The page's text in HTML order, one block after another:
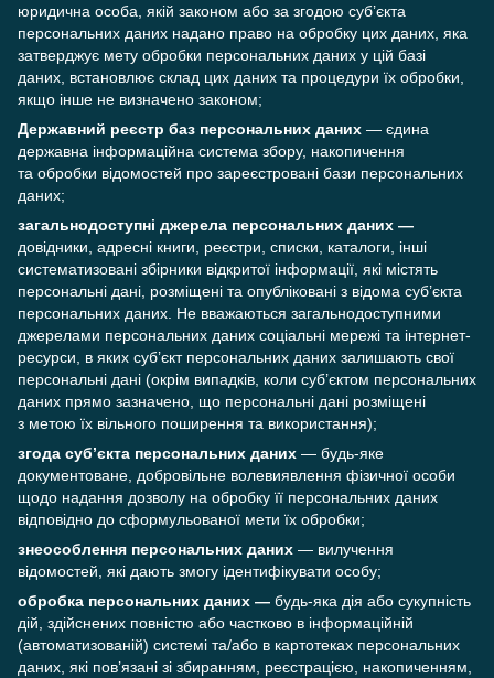
юридична особа, якій законом або за згодою суб’єкта
персональних даних надано право на обробку цих даних, яка
затверджує мету обробки персональних даних у цій базі
даних, встановлює склад цих даних та процедури їх обробки,
якщо інше не визначено законом;
Державний реєстр баз персональних даних — єдина
державна інформаційна система збору, накопичення
та обробки відомостей про зареєстровані бази персональних
даних;
загальнодоступні джерела персональних даних —
довідники, адресні книги, реєстри, списки, каталоги, інші
систематизовані збірники відкритої інформації, які містять
персональні дані, розміщені та опубліковані з відома суб’єкта
персональних даних. Не вважаються загальнодоступними
джерелами персональних даних соціальні мережі та інтернет-
ресурси, в яких суб’єкт персональних даних залишають свої
персональні дані (окрім випадків, коли суб’єктом персональних
даних прямо зазначено, що персональні дані розміщені
з метою їх вільного поширення та використання);
згода суб’єкта персональних даних — будь-яке
документоване, добровільне волевиявлення фізичної особи
щодо надання дозволу на обробку її персональних даних
відповідно до сформульованої мети їх обробки;
знеособлення персональних даних — вилучення
відомостей, які дають змогу ідентифікувати особу;
обробка персональних даних — будь-яка дія або сукупність
дій, здійснених повністю або частково в інформаційній
(автоматизованій) системі та/або в картотеках персональних
даних, які пов’язані зі збиранням, реєстрацією, накопиченням,